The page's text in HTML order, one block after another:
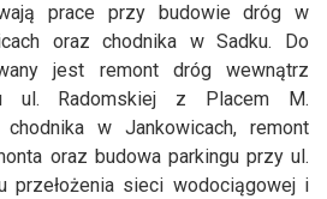
prace przy budowie dróg w
oraz chodnika w Sadku. Do
jest remont dróg wewnątrz
ul. Radomskiej z Placem M.
chodnika w Jankowicach, remont
oraz budowa parkingu przy ul.
przełożenia sieci wodociągowej i